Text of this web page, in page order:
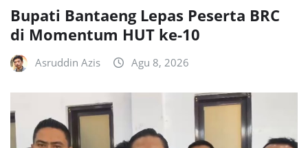
Bupati Bantaeng Lepas Peserta BRC
di Momentum HUT ke-10
Asruddin Azis Agu 8, 2026